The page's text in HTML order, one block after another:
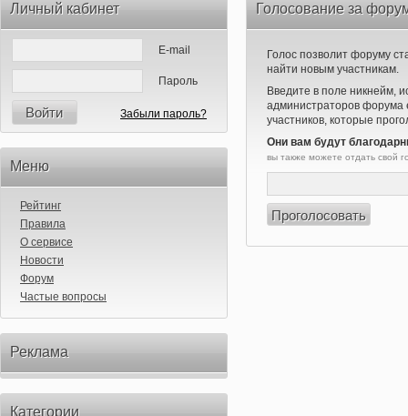
Личный кабинет
E-mail
Пароль
Войти Забыли пароль?
Меню
Рейтинг
Правила
О сервисе
Новости
Форум
Частые вопросы
Реклама
Категории
Голосование за
Голос позволит форуму
найти новым участникам.
Введите в поле никнейм,
администраторов форума
участников, которые
Они вам будут
вы также можете отдать свой